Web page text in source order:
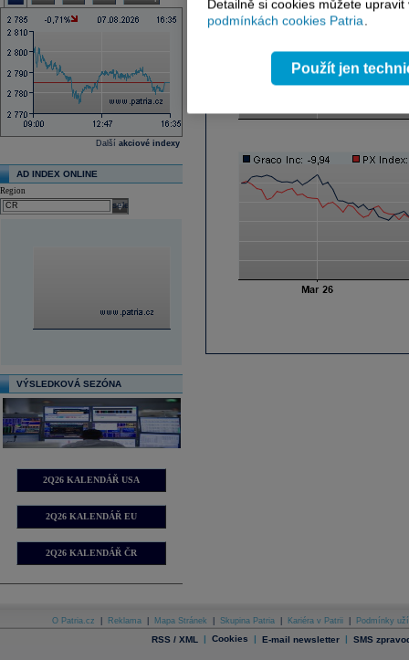
Další akciové indexy
AD INDEX ONLINE
Region
select
VÝSLEDKOVÁ SEZÓNA
2Q26 KALENDÁŘ USA
2Q26 KALENDÁŘ EU
2Q26 KALENDÁŘ ČR
O Patria.cz Reklama Mapa Stránek Skupina Patria Kariéra v Patrii Podmínky
RSS / XML | Cookies | E-mail newsletter | SMS
Detailně si cookies můžete
podmínkách cookies Patria.
Použít jen